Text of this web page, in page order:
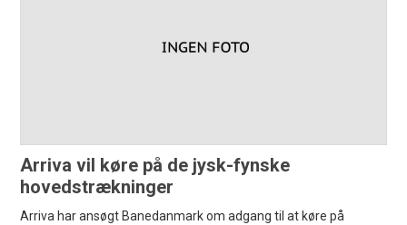
Arriva vil køre på de jysk-fynske
hovedstrækninger
Arriva har ansøgt Banedanmark om adgang til at køre på